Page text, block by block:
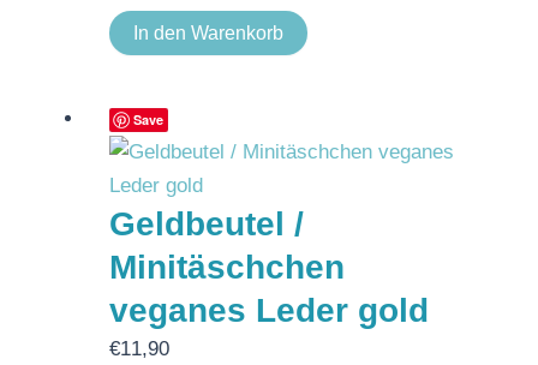
In den Warenkorb
Save
Geldbeutel /
Minitäschchen
veganes Leder gold
€11,90